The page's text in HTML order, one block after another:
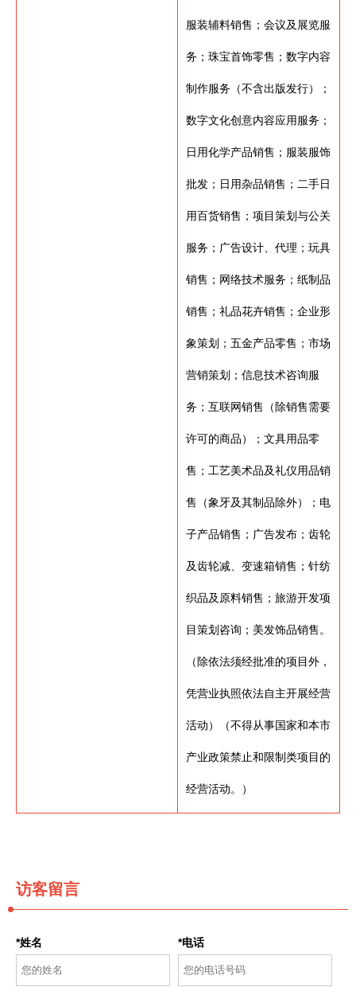
服装辅料销售；会议及展览服
务；珠宝首饰零售；数字内容
制作服务（不含出版发行）；
数字文化创意内容应用服务；
日用化学产品销售；服装服饰
批发；日用杂品销售；二手日
用百货销售；项目策划与公关
服务；广告设计、代理；玩具
销售；网络技术服务；纸制品
销售；礼品花卉销售；企业形
象策划；五金产品零售；市场
营销策划；信息技术咨询服
务；互联网销售（除销售需要
许可的商品）；文具用品零
售；工艺美术品及礼仪用品销
售（象牙及其制品除外）；电
子产品销售；广告发布；齿轮
及齿轮减、变速箱销售；针纺
织品及原料销售；旅游开发项
目策划咨询；美发饰品销售。
（除依法须经批准的项目外，
凭营业执照依法自主开展经营
活动）（不得从事国家和本市
产业政策禁止和限制类项目的
经营活动。）
访客留言
*姓名 *电话